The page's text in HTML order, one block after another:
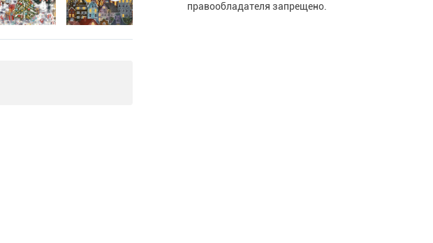
правообладателя запрещено.